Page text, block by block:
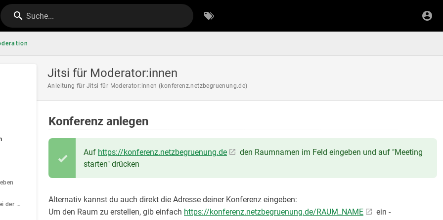
Suche...
Jitsi für Moderator:innen
Anleitung für Jitsi für Moderator:innen (konferenz.netzbegruenung.de)
Achtung bei der bei der Weitergabe von Raumnamen
Konferenz anlegen
Auf https://konferenz.netzbegruenung.de
den Raumnamen im Feld eingeben und auf "Meeting
starten" drücken
Alternativ kannst du auch direkt die Adresse deiner Konferenz eingeben:
Um den Raum zu erstellen, gib einfach https://konferenz.netzbegruenung.de/RAUM_NAME
ein -